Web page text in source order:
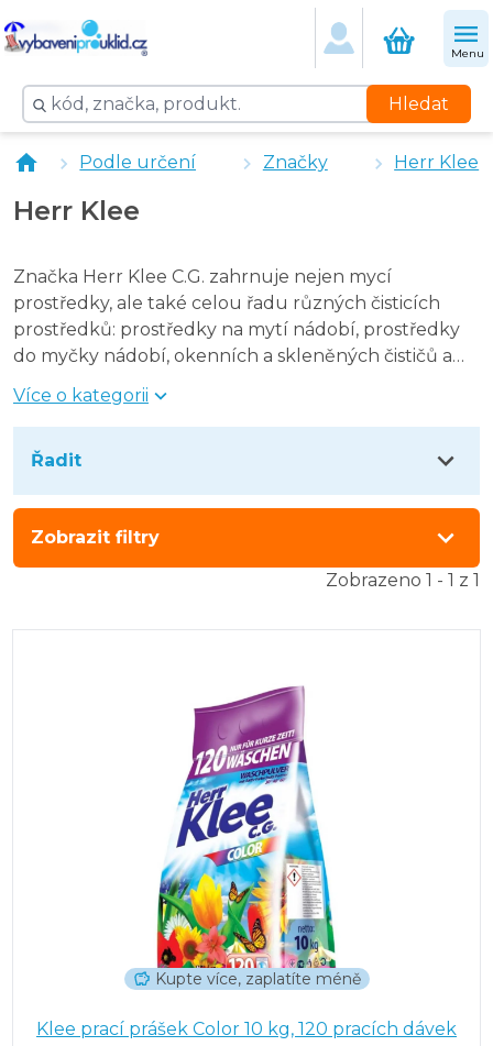
Klee prací prášek Color 10 kg, 120 pracích dávek
Menu
Hledat
Podle určení Značky Herr Klee
Herr Klee
Značka Herr Klee C.G. zahrnuje nejen mycí
prostředky, ale také celou řadu různých čisticích
prostředků: prostředky na mytí nádobí, prostředky
do myčky nádobí, okenních a skleněných čističů a
WC gelů. Značka je určena pro lidi, kteří oceňují
efektivitu a pohodlí čistících prostředků, ale záleží
Více o kategorii
Řadit
Zobrazit filtry
Zobrazeno 1 - 1 z 1
Kupte více, zaplatíte méně
Klee prací prášek Color 10 kg, 120 pracích dávek